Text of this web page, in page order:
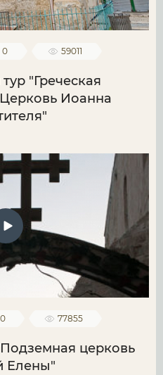
0 59011
"Греческая
Иоанна
0 77855
церковь
Елены"